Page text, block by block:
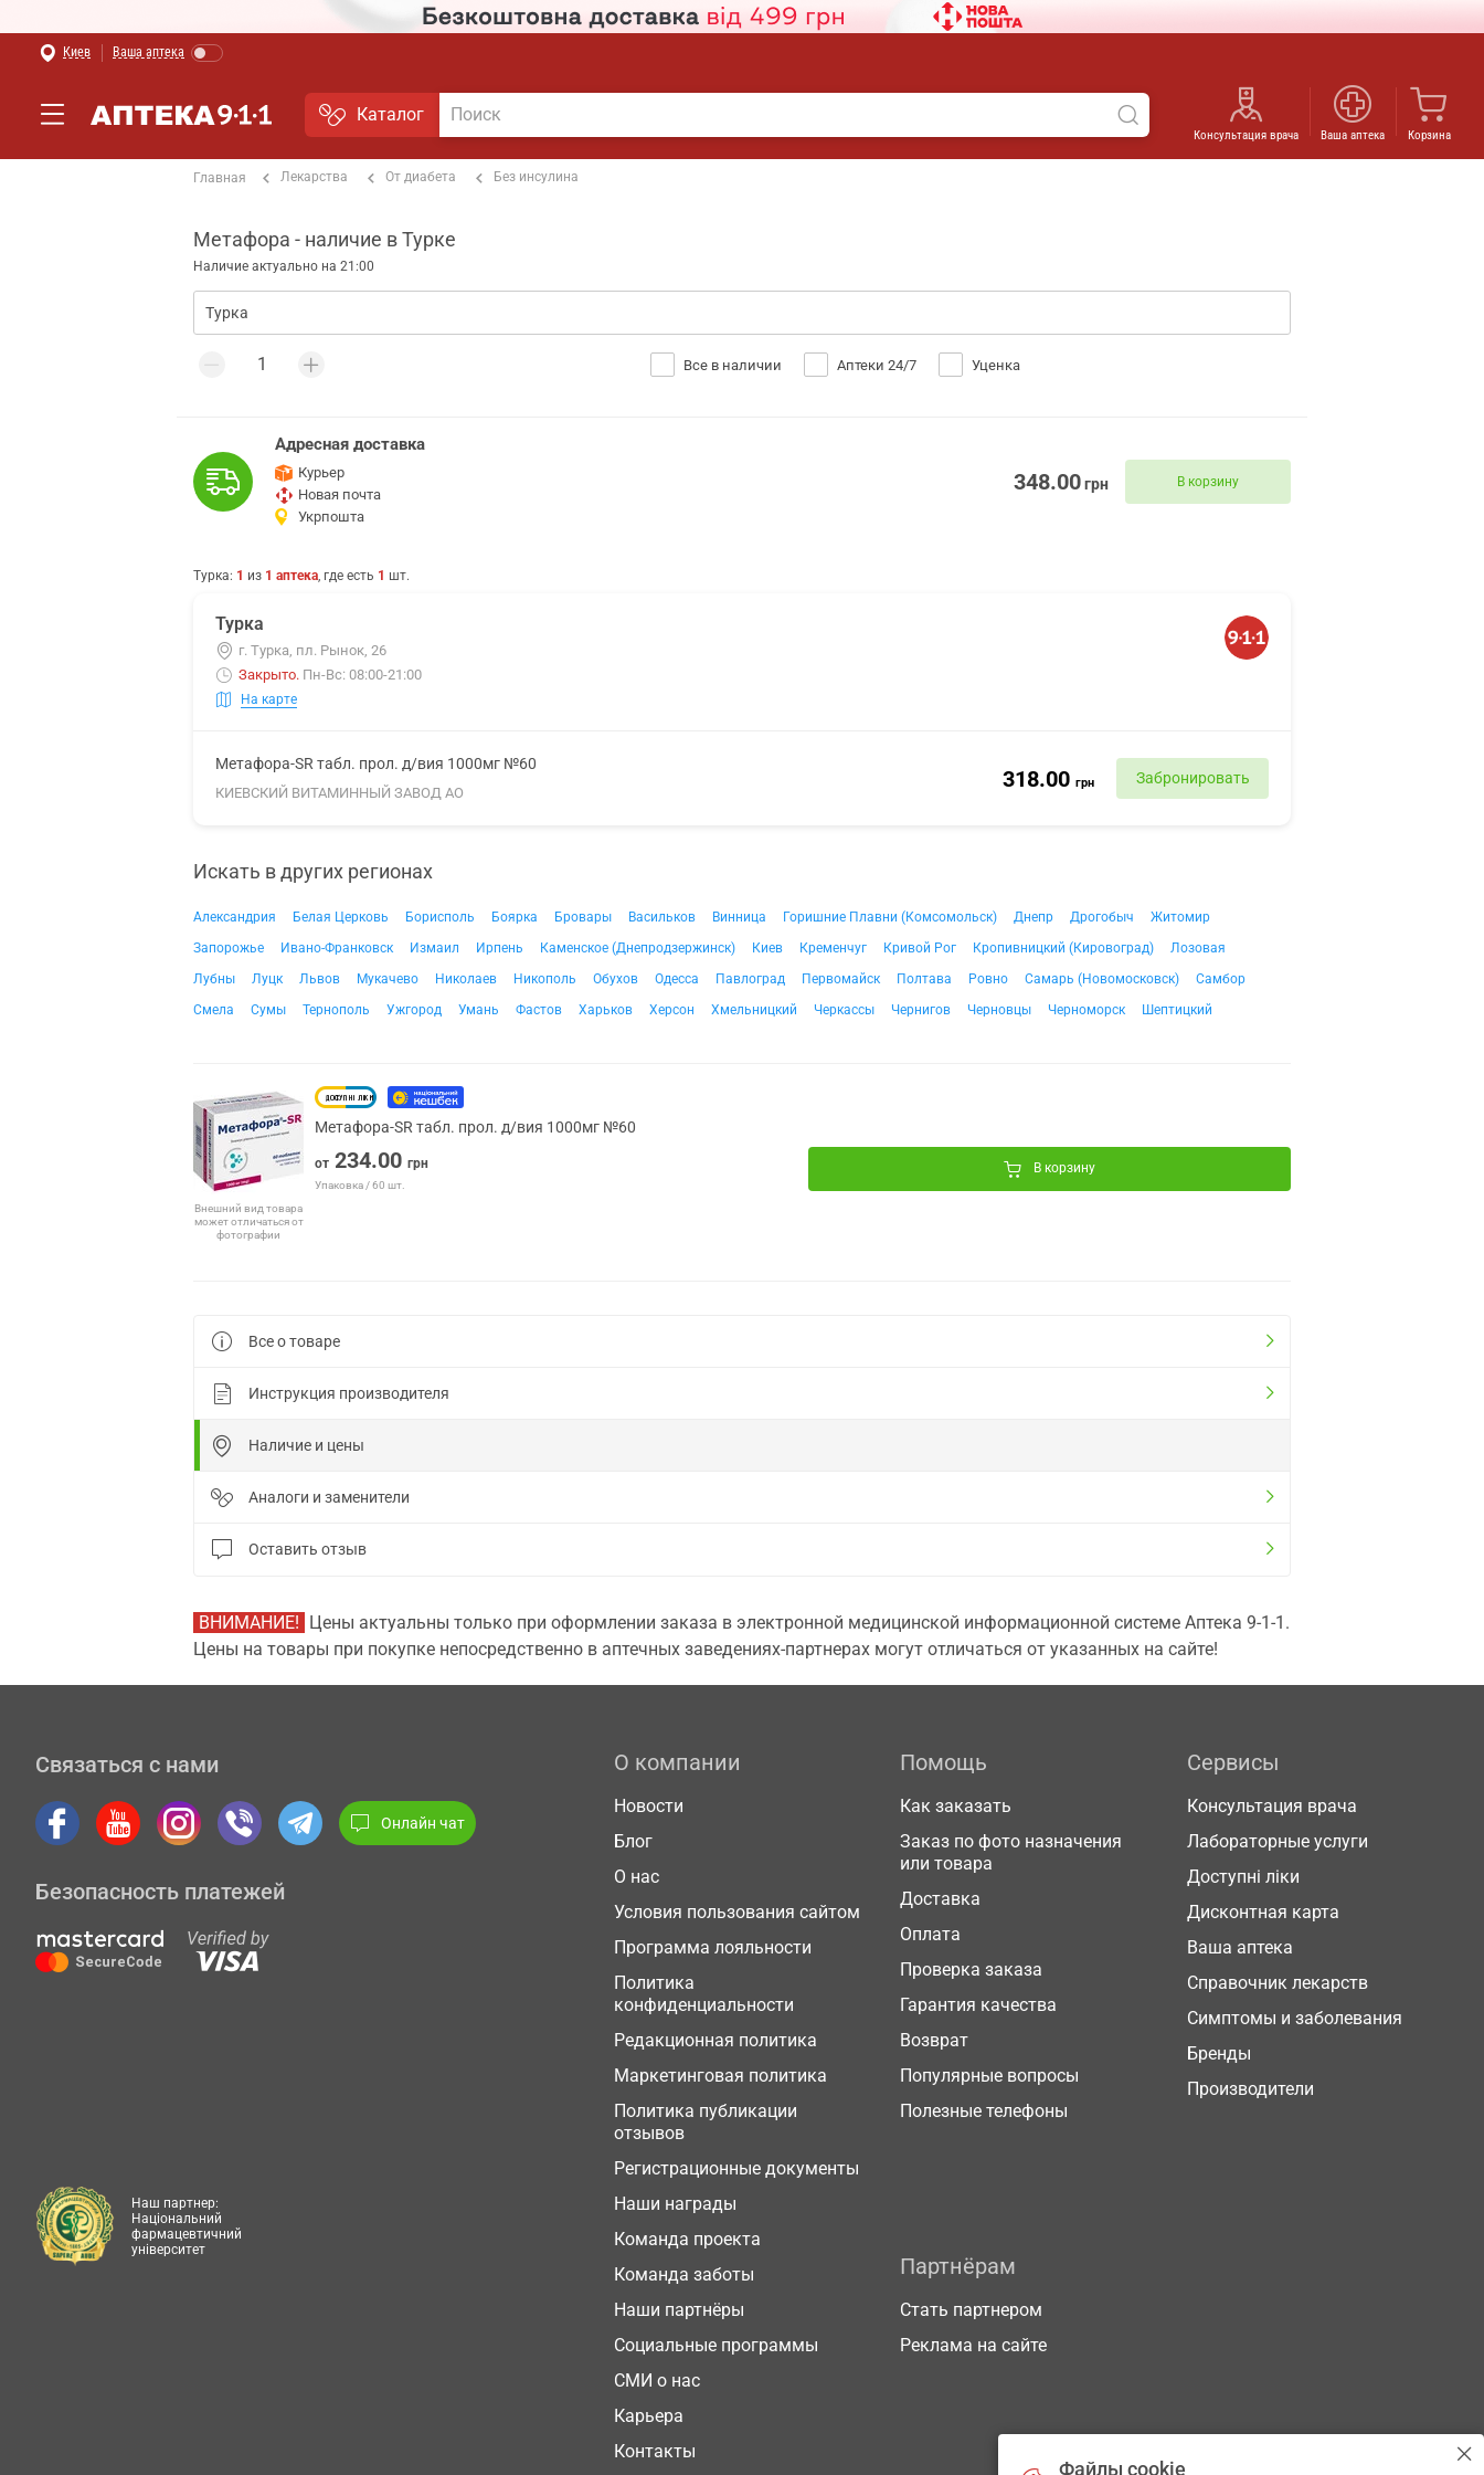
Киев Ваша аптека
Каталог
Консультация врача Ваша аптека Корзина
Главная Лекарства От диабета Без инсулина
Метафора - наличие в Турке
Наличие актуально на 21:00
Все в наличии Аптеки 24/7 Уценка
Адресная доставка
Курьер
Новая почта
Укрпошта
348.00грн В корзину
Турка: 1 из 1 аптека, где есть 1 шт.
Турка
г. Турка, пл. Рынок, 26
Закрыто. Пн-Вс: 08:00-21:00
На карте
Метафора-SR табл. прол. д/вия 1000мг №60
КИЕВСКИЙ ВИТАМИННЫЙ ЗАВОД АО
318.00 грн Забронировать
Искать в других регионах
Александрия Белая Церковь Борисполь Боярка Бровары Васильков Винница Горишние Плавни (Комсомольск) Днепр Дрогобыч
Житомир
Запорожье
Ивано-Франковск Измаил Ирпень Каменское (Днепродзержинск) Киев Кременчуг Кривой Рог Кропивницкий (Кировоград)
Лозовая
Лубны
Луцк Львов Мукачево Николаев Никополь Обухов Одесса Павлоград Первомайск Полтава Ровно Самарь (Новомосковск)
Самбор
Смела
Сумы Тернополь Ужгород Умань Фастов Харьков Херсон Хмельницкий Черкассы Чернигов Черновцы Черноморск Шептицкий
Внешний вид товара
может отличаться от
фотографии
Метафора-SR табл. прол. д/вия 1000мг №60
от 234.00 грн
Упаковка / 60 шт.
В корзину
Все о товаре
Инструкция производителя
Наличие и цены
Аналоги и заменители
Оставить отзыв
ВНИМАНИЕ! Цены актуальны только при оформлении заказа в электронной медицинской информационной системе Аптека 9-1-1.
Цены на товары при покупке непосредственно в аптечных заведениях-партнерах могут отличаться от указанных на сайте!
Связаться с нами
Онлайн чат
Безопасность платежей
О компании
Новости
Блог
О нас
Условия пользования сайтом
Программа лояльности
Политика
конфиденциальности
Редакционная политика
Маркетинговая политика
Политика публикации
отзывов
Регистрационные документы
Наши награды
Команда проекта
Команда заботы
Наши партнёры
Социальные программы
СМИ о нас
Карьера
Контакты
Помощь
Как заказать
Заказ по фото назначения
или товара
Доставка
Оплата
Проверка заказа
Гарантия качества
Возврат
Популярные вопросы
Полезные телефоны
Сервисы
Консультация врача
Лабораторные услуги
Доступні ліки
Дисконтная карта
Ваша аптека
Справочник лекарств
Симптомы и заболевания
Бренды
Производители
Партнёрам
Стать партнером
Реклама на сайте
Наш партнер:
Національний
фармацевтичний
університет
Файлы cookie